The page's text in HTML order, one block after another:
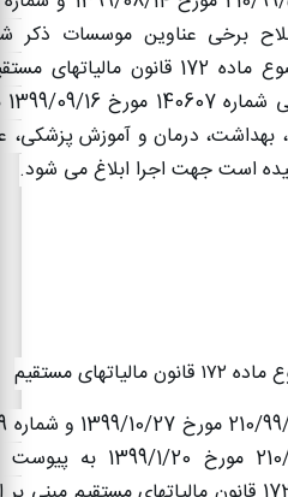
اصلاحیه ضوابط اجرایی موضوع ماده 172
بهداشت، درمان و آموزش پزشکی،
است جهت اجرا ابلاغ می شود.
ماده ۱۷۲ قانون مالیاتهای مستقیم
1399/08/14 و شماره 210/99/